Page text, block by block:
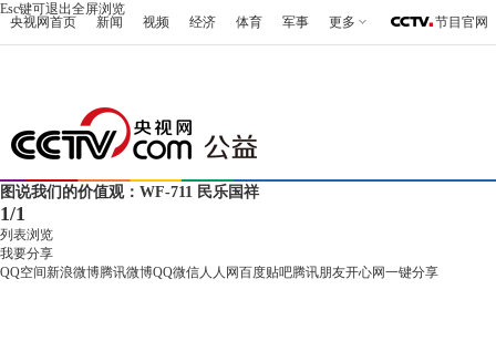
Esc键可退出全屏浏览
央视网首页
新闻 视频 经济 体育 军事 更多 节目官网
图说我们的价值观：WF-711 民乐国祥
1/1
列表浏览
我要分享
QQ空间新浪微博腾讯微博QQ微信人人网百度贴吧腾讯朋友开心网一键分享